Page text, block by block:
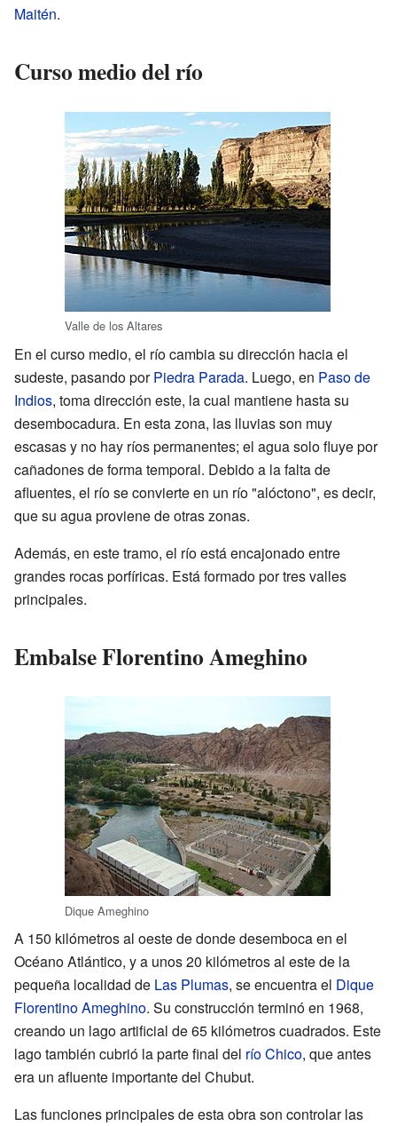
Maitén.
Curso medio del río
Valle de los Altares
En el curso medio, el río cambia su dirección hacia el
sudeste, pasando porPiedra Parada. Luego, en Paso de
Indios, toma dirección este, la cual mantiene hasta su
desembocadura. En esta zona, las lluvias son muy
escasas y no hay ríos permanentes; el agua solo fluye por
cañadones de forma temporal. Debido a la falta de
afluentes, el río se convierte en un río "alóctono", es decir,
que su agua proviene de otras zonas.
Además, en este tramo, el río está encajonado entre
grandes rocas porfíricas. Está formado por tres valles
principales.
Embalse Florentino Ameghino
Dique Ameghino
A 150 kilómetros al oeste de donde desemboca en el
Océano Atlántico, y a unos 20 kilómetros al este de la
pequeña localidad de Las Plumas, se encuentra el Dique
Florentino Ameghino. Su construcción terminó en 1968,
creando un lago artificial de 65 kilómetros cuadrados. Este
lago también cubrió la parte final del río Chico, que antes
era un afluente importante del Chubut.
Las funciones principales de esta obra son controlar las